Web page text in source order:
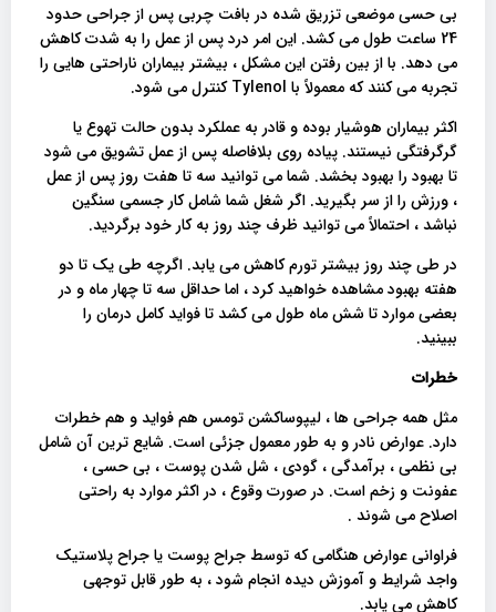
بی حسی موضعی تزریق شده در بافت چربی پس از جراحی حدود
24 ساعت طول می کشد. این امر درد پس از عمل را به شدت کاهش
می دهد. با از بین رفتن این مشکل ، بیشتر بیماران ناراحتی هایی را
تجربه می کنند که معمولاً با Tylenol کنترل می شود.
اکثر بیماران هوشیار بوده و قادر به عملکرد بدون حالت تهوع یا
گرگرفتگی نیستند. پیاده روی بلافاصله پس از عمل تشویق می شود
تا بهبود را بهبود بخشد. شما می توانید سه تا هفت روز پس از عمل
، ورزش را از سر بگیرید. اگر شغل شما شامل کار جسمی سنگین
نباشد ، احتمالاً می توانید ظرف چند روز به کار خود برگردید.
در طی چند روز بیشتر تورم کاهش می یابد. اگرچه طی یک تا دو
هفته بهبود مشاهده خواهید کرد ، اما حداقل سه تا چهار ماه و در
بعضی موارد تا شش ماه طول می کشد تا فواید کامل درمان را
ببینید.
خطرات
مثل همه جراحی ها ، لیپوساکشن تومس هم فواید و هم خطرات
دارد. عوارض نادر و به طور معمول جزئی است. شایع ترین آن شامل
بی نظمی ، برآمدگی ، گودی ، شل شدن پوست ، بی حسی ،
عفونت و زخم است. در صورت وقوع ، در اکثر موارد به راحتی
اصلاح می شوند .
فراوانی عوارض هنگامی که توسط جراح پوست یا جراح پلاستیک
واجد شرایط و آموزش دیده انجام شود ، به طور قابل توجهی
کاهش می یابد.